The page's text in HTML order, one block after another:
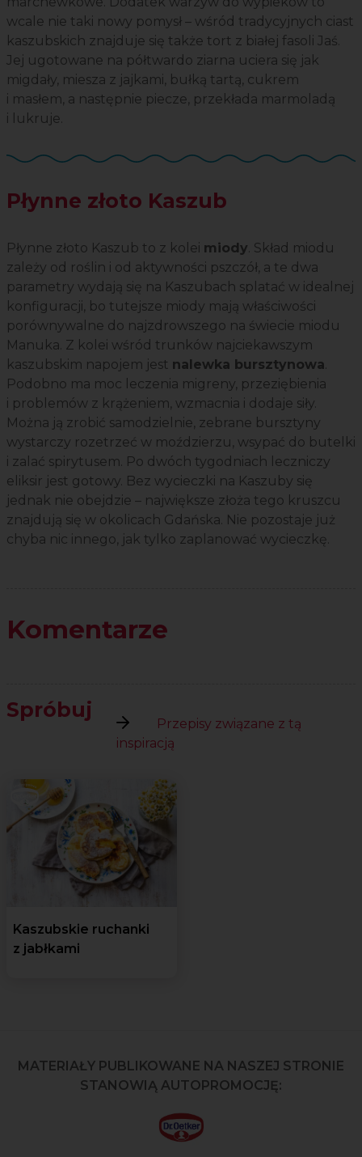
wcale nie taki nowy pomysł – wśród tradycyjnych ciast
kaszubskich znajduje się także tort z białej fasoli Jaś.
Jej ugotowane na półtwardo ziarna uciera się jak
migdały, miesza z jajkami, bułką tartą, cukrem
i masłem, a następnie piecze, przekłada marmoladą
i lukruje.
Płynne złoto Kaszub
Płynne złoto Kaszub to z kolei miody. Skład miodu
zależy od roślin i od aktywności pszczół, a te dwa
parametry wydają się na Kaszubach splatać w idealnej
konfiguracji, bo tutejsze miody mają właściwości
porównywalne do najzdrowszego na świecie miodu
Manuka. Z kolei wśród trunków najciekawszym
kaszubskim napojem jest nalewka bursztynowa.
Podobno ma moc leczenia migreny, przeziębienia
i problemów z krążeniem, wzmacnia i dodaje siły.
Można ją zrobić samodzielnie, zebrane bursztyny
wystarczy rozetrzeć w moździerzu, wsypać do butelki
i zalać spirytusem. Po dwóch tygodniach leczniczy
eliksir jest gotowy. Bez wycieczki na Kaszuby się
jednak nie obejdzie – największe złoża tego kruszcu
znajdują się w okolicach Gdańska. Nie pozostaje już
chyba nic innego, jak tylko zaplanować wycieczkę.
Komentarze
Spróbuj
Przepisy związane z tą
inspiracją
Kaszubskie ruchanki
z jabłkami
MATERIAŁY PUBLIKOWANE NA NASZEJ STRONIE
STANOWIĄ AUTOPROMOCJĘ: